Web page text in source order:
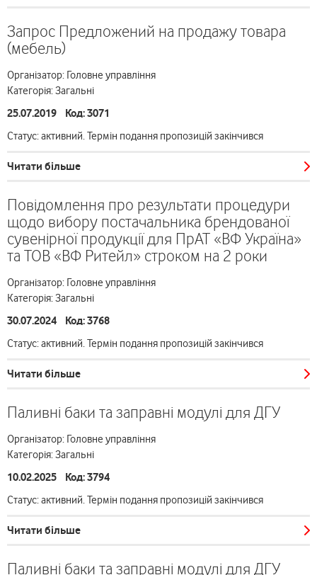
Запрос Предложений на продажу товара
(мебель)
Організатор: Головне управління
Категорія: Загальні
25.07.2019 Код: 3071
Статус: активний. Термін подання пропозицій закінчився
Читати більше
Повідомлення про результати процедури
щодо вибору постачальника брендованої
сувенірної продукції для ПрАТ «ВФ Україна»
та ТОВ «ВФ Ритейл» строком на 2 роки
Організатор: Головне управління
Категорія: Загальні
30.07.2024 Код: 3768
Статус: активний. Термін подання пропозицій закінчився
Читати більше
Паливні баки та заправні модулі для ДГУ
Організатор: Головне управління
Категорія: Загальні
10.02.2025 Код: 3794
Статус: активний. Термін подання пропозицій закінчився
Читати більше
Паливні баки та заправні модулі для ДГУ